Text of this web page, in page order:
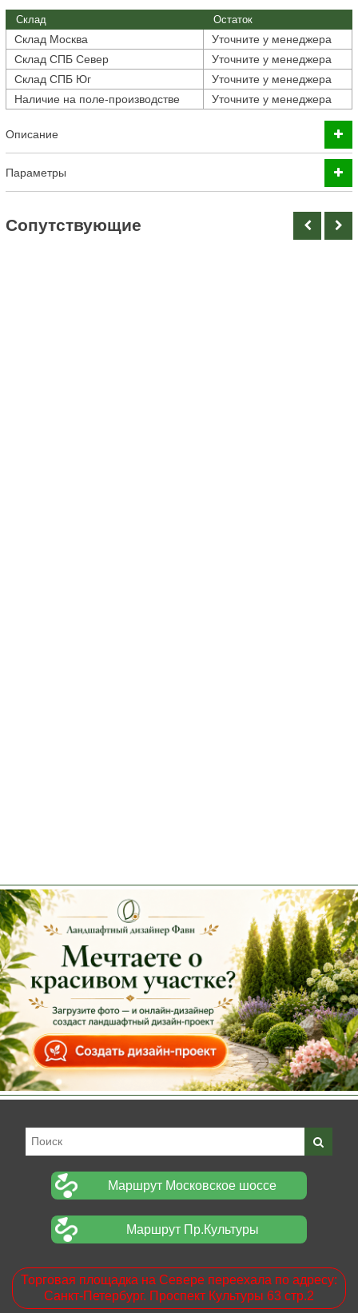
Склад Остаток
Склад Москва
Уточните у менеджера
Склад СПБ Север
Уточните у менеджера
Склад СПБ Юг
Уточните у менеджера
Наличие на поле-производстве
Уточните у менеджера
Описание
Параметры
Cопутствующие
Маршрут Московское шоссе
Маршрут Пр.Культуры
Торговая площадка на Севере переехала по адресу:
Санкт-Петербург. Проспект Культуры 63 стр.2